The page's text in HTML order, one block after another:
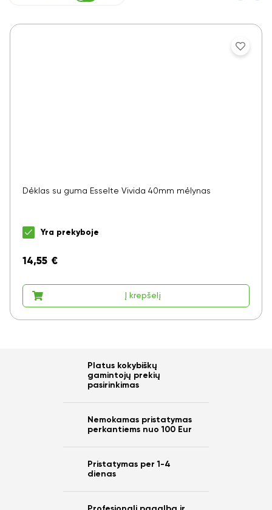
Dėklas su guma Esselte Vivida 40mm mėlynas
Yra prekyboje
14,55 €
Į krepšelį
Platus kokybiškų
gamintojų prekių
pasirinkimas
Nemokamas pristatymas
perkantiems nuo 100 Eur
Pristatymas per 1-4
dienas